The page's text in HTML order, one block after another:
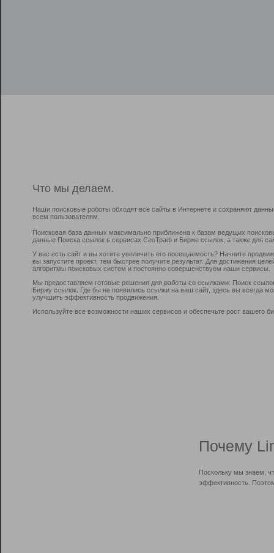
Что мы делаем.
Наши поисковые роботы обходят все сайты в Интернете и сохраняют
всем пользователям.
Поисковая база данных максимально приближена к базам ведущих
данные Поиска ссылок в сервисах СеоТраф и Бирже ссылок, а также для
У вас есть сайт и вы хотите увеличить его посещаемость? Начните
вы запустите проект, тем быстрее получите результат. Для достижения
алгоритмы поисковых систем и постоянно совершенствуем наши сервисы.
Мы предоставляем готовые решения для работы со ссылками: Поиск
Биржу ссылок. Где бы не появились ссылки на ваш сайт, здесь вы всегда
улучшить эффективность продвижения.
Используйте все возможности наших сервисов и обеспечьте рост вашего
Почему
Поскольку мы знаем,
эффективность.